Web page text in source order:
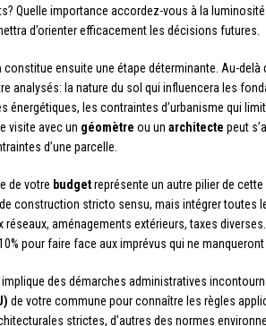
Quelle importance accordez-vous à la
d’orienter efficacement les décisions futures.
constitue ensuite une étape déterminante. Au-delà
analysés: la nature du sol qui influencera les
énergétiques, les contraintes d’urbanisme qui
visite avec un géomètre ou un architecte peut
d’une parcelle.
de votre budgetreprésente un autre pilier de
construction stricto sensu, mais intégrer toutes
réseaux, aménagements extérieurs, taxes
pour faire face aux imprévus qui ne manqueront
des démarches administratives
de votre commune pour connaître les règles
strictes, d’autres des normes